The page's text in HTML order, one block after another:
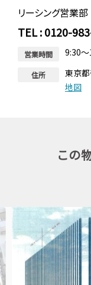
リーシング営業部
TEL : 0120-
営業時間 9:30
住所
東京
地図
この